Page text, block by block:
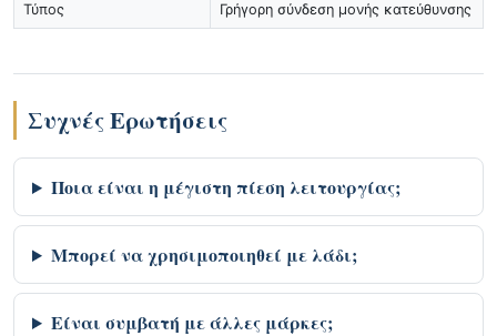
Τύπος Γρήγορη σύνδεση μονής κατεύθυνσης
Συχνές Ερωτήσεις
Ποια είναι η μέγιστη πίεση λειτουργίας;
Μπορεί να χρησιμοποιηθεί με λάδι;
Είναι συμβατή με άλλες μάρκες;